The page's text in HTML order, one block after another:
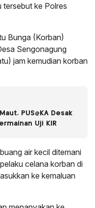
tersebut ke Polres
Bunga (Korban)
Sengonagung
jam kemudian korban
PUS@KA Desak
Uji KIR
air kecil ditemani
celana korban di
ke kemaluan